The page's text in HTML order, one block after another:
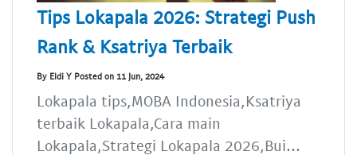
Tips Lokapala 2026: Strategi Push
Rank & Ksatriya Terbaik
By Eldi Y Posted on 11 Jun, 2024
Lokapala tips,MOBA Indonesia,Ksatriya
terbaik Lokapala,Cara main
Lokapala,Strategi Lokapala 2026,Bui...